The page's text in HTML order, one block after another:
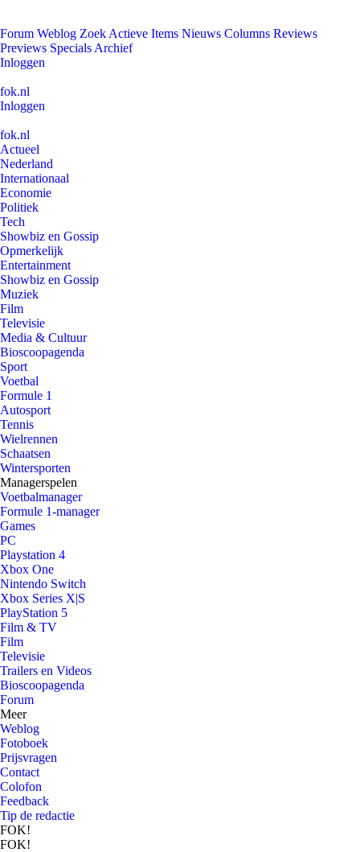
Forum Weblog Zoek Actieve Items Nieuws Columns Reviews
Previews Specials Archief
Inloggen
fok.nl
Inloggen
fok.nl
Actueel
Nederland
Internationaal
Economie
Politiek
Tech
Showbiz en Gossip
Opmerkelijk
Entertainment
Showbiz en Gossip
Muziek
Film
Televisie
Media & Cultuur
Bioscoopagenda
Sport
Voetbal
Formule 1
Autosport
Tennis
Wielrennen
Schaatsen
Wintersporten
Managerspelen
Voetbalmanager
Formule 1-manager
Games
PC
Playstation 4
Xbox One
Nintendo Switch
Xbox Series X|S
PlayStation 5
Film & TV
Film
Televisie
Trailers en Videos
Bioscoopagenda
Forum
Meer
Weblog
Fotoboek
Prijsvragen
Contact
Colofon
Feedback
Tip de redactie
FOK!
FOK!